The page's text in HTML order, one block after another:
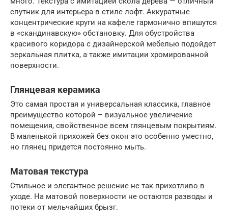
спутник для интерьера в стиле лофт. Аккуратные
концентрические круги на кафеле гармонично впишутся
в «скандинавскую» обстановку. Для обустройства
красивого коридора с дизайнерской мебелью подойдет
зеркальная плитка, а также имитации хромированной
поверхности.
Глянцевая керамика
Это самая простая и универсальная классика, главное
преимущество которой – визуальное увеличение
помещения, свойственное всем глянцевым покрытиям.
В маленькой прихожей без окон это особенно уместно,
но глянец придется постоянно мыть.
Матовая текстура
Стильное и элегантное решение не так прихотливо в
уходе. На матовой поверхности не остаются разводы и
потеки от мельчайших брызг.